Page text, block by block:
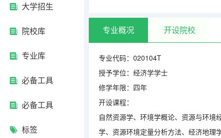
大学招生
院校库
专业库
必备工具
必备工具
标签
专业概况 开设院校
专业代码：020104T
授予学位：经济学学士
修学年限：四年
开设课程：
自然资源学、环境学概论、资源与环
学、资源环境定量分析方法、经济地理